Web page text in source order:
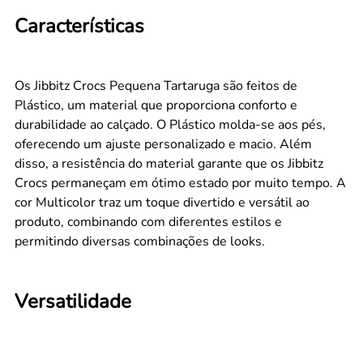
Características
Os Jibbitz Crocs Pequena Tartaruga são feitos de
Plástico, um material que proporciona conforto e
durabilidade ao calçado. O Plástico molda-se aos pés,
oferecendo um ajuste personalizado e macio. Além
disso, a resistência do material garante que os Jibbitz
Crocs permaneçam em ótimo estado por muito tempo. A
cor Multicolor traz um toque divertido e versátil ao
produto, combinando com diferentes estilos e
permitindo diversas combinações de looks.
Versatilidade